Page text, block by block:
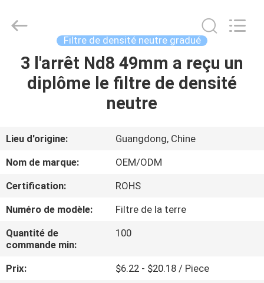
MAISON
AU
SUJET
DE
VISITE
Technology
Reserved.
Filtre de densité neutre gradué
3 l'arrêt Nd8 49mm a reçu un
diplôme le filtre de densité
neutre
Lieu d'origine:
Guangdong, Chine
Nom de marque:
OEM/ODM
Certification:
ROHS
Numéro de modèle:
Filtre de la terre
Quantité de
commande min:
100
Prix:
$6.22 - $20.18 / Piece